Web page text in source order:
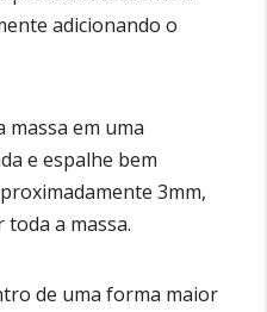
adicionando o
massa em uma
e espalhe bem
3mm,
a massa.
de uma forma maior